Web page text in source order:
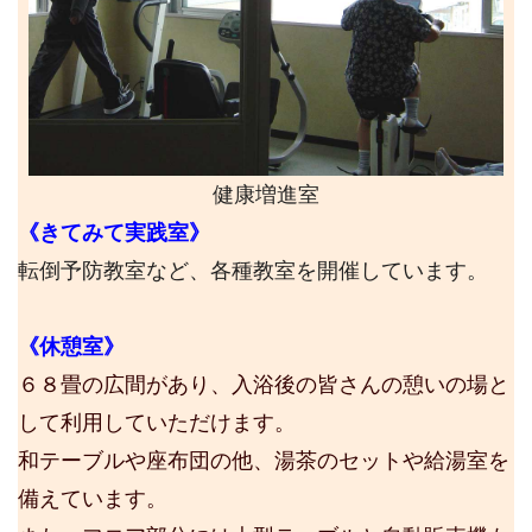
健康増進室
《きてみて実践室》
転倒予防教室など、各種教室を開催しています。
《休憩室》
６８畳の広間があり、入浴後の皆さんの憩いの場と
して利用していただけます。
和テーブルや座布団の他、湯茶のセットや給湯室を
備えています。